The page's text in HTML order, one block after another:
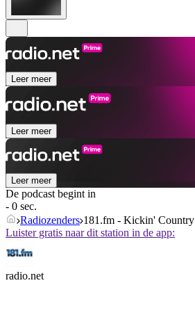
Leer meer
Leer meer
Leer meer
De podcast begint in
- 0 sec.
Radiozenders 181.fm - Kickin' Country
Luister gratis naar dit station in de app:
radio.net